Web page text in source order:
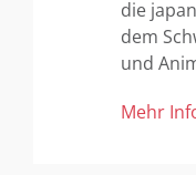
die
dem
und
Mehr